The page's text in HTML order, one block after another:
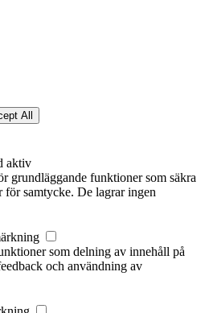
All
aktiv
grundläggande funktioner som säkra
samtycke. De lagrar ingen
som delning av innehåll på
och användning av